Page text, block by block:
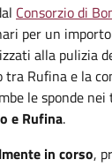
Consorzio di
per un
alla pulizia
Rufina e la
le sponde
e Rufina.
in corso,